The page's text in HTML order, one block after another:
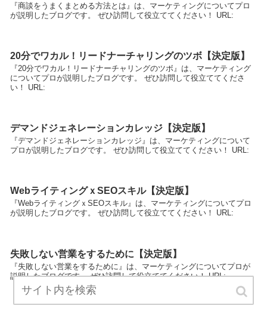
『商談をうまくまとめる方法とは』は、マーケティングについてプロ
が説明したブログです。 ぜひ訪問して役立ててください！ URL:
20分でワカル！リードナーチャリングのツボ【決定版】
『20分でワカル！リードナーチャリングのツボ』は、マーケティング
についてプロが説明したブログです。 ぜひ訪問して役立ててくださ
い！ URL:
デマンドジェネレーションカレッジ【決定版】
『デマンドジェネレーションカレッジ』は、マーケティングについて
プロが説明したブログです。 ぜひ訪問して役立ててください！ URL:
WebライティングｘSEOスキル【決定版】
『WebライティングｘSEOスキル』は、マーケティングについてプロ
が説明したブログです。 ぜひ訪問して役立ててください！ URL:
失敗しない営業をするために【決定版】
『失敗しない営業をするために』は、マーケティングについてプロが
説明したブログです。 ぜひ訪問して役立ててください！ URL: